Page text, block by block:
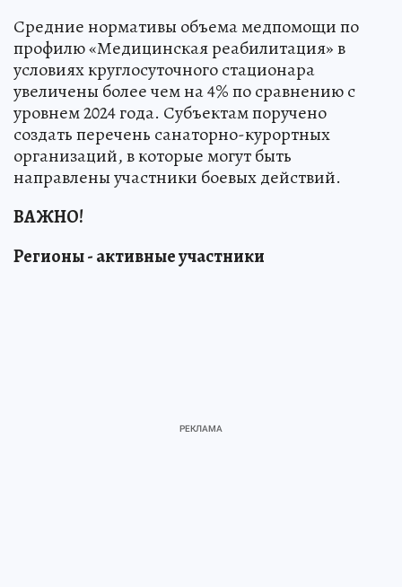
Средние нормативы объема медпомощи по
профилю «Медицинская реабилитация» в
условиях круглосуточного стационара
увеличены более чем на 4% по сравнению с
уровнем 2024 года. Субъектам поручено
создать перечень санаторно-курортных
организаций, в которые могут быть
направлены участники боевых действий.
ВАЖНО!
Регионы - активные участники